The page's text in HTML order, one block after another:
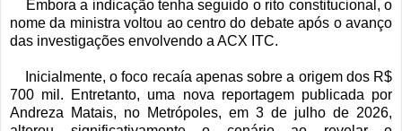
Embora a indicação tenha seguido o rito constitucional, o
nome da ministra voltou ao centro do debate após o avanço
das investigações envolvendo a ACX ITC.
Inicialmente, o foco recaía apenas sobre a origem dos R$
700 mil. Entretanto, uma nova reportagem publicada por
Andreza Matais, no Metrópoles, em 3 de julho de 2026,